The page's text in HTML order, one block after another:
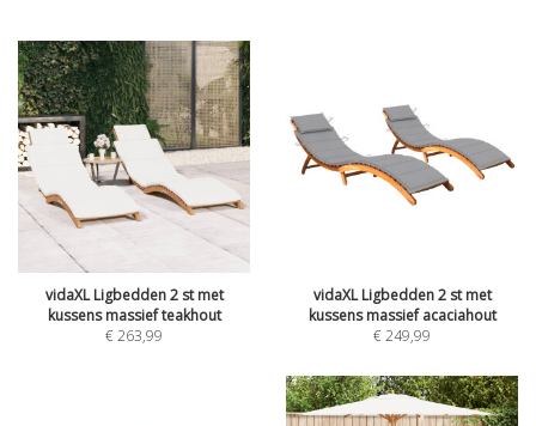
vidaXL Ligbedden 2 st met
kussens massief teakhout
€263,99
vidaXL Ligbedden 2 st met
kussens massief acaciahout
€249,99